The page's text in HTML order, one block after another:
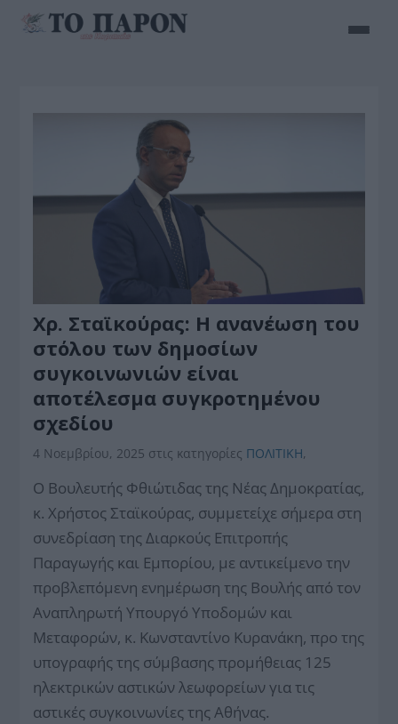
Χρ. Σταϊκούρας: Η ανανέωση του
στόλου των δημοσίων
συγκοινωνιών είναι
αποτέλεσμα συγκροτημένου
σχεδίου
4 Νοεμβρίου, 2025 στις κατηγορίες ΠΟΛΙΤΙΚΗ,
Ο Βουλευτής Φθιώτιδας της Νέας Δημοκρατίας,
κ. Χρήστος Σταϊκούρας, συμμετείχε σήμερα στη
συνεδρίαση της Διαρκούς Επιτροπής
Παραγωγής και Εμπορίου, με αντικείμενο την
προβλεπόμενη ενημέρωση της Βουλής από τον
Αναπληρωτή Υπουργό Υποδομών και
Μεταφορών, κ. Κωνσταντίνο Κυρανάκη, προ της
υπογραφής της σύμβασης προμήθειας 125
ηλεκτρικών αστικών λεωφορείων για τις
αστικές συγκοινωνίες της Αθήνας.